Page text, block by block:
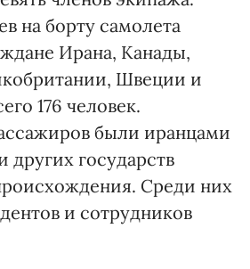
на борту самолета
Ирана, Канады,
Швеции и
176 человек.
были иранцами
других государств
Среди них
и сотрудников